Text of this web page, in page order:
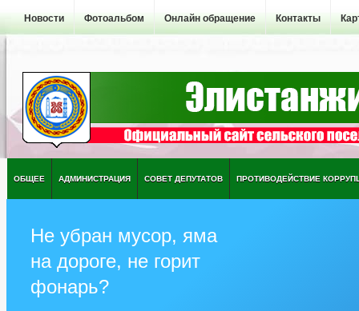
Новости Фотоальбом Онлайн обращение Контакты
ОБЩЕЕ АДМИНИСТРАЦИЯ СОВЕТ ДЕПУТАТОВ ПРОТИВОДЕЙСТВИЕ
Не убран мусор, яма
на дороге, не горит
фонарь?